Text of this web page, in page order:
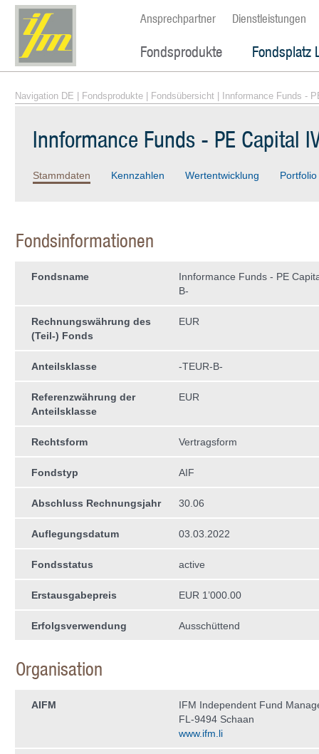
Ansprechpartner Dienstleistungen
Fondsprodukte Fondsplatz
Navigation DE Fondsprodukte Fondsübersicht | Innformance Funds -
Innformance Funds - PE Capital
Stammdaten Kennzahlen Wertentwicklung Portfolio
Fondsinformationen
Fondsname
Innformance Funds - PE
B-
Rechnungswährung des
(Teil-) Fonds
EUR
Anteilsklasse -TEUR-B-
Referenzwährung der
Anteilsklasse
EUR
Rechtsform Vertragsform
Fondstyp AIF
Abschluss Rechnungsjahr 30.06
Auflegungsdatum 03.03.2022
Fondsstatus active
Erstausgabepreis EUR 1’000.00
Erfolgsverwendung Ausschüttend
Organisation
AIFM
IFM Independent Fund
FL-9494 Schaan
www.ifm.li